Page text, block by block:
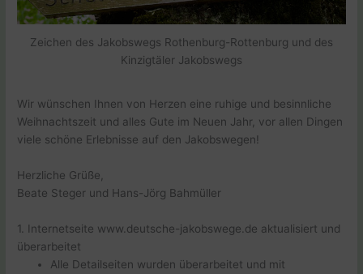
Zeichen des Jakobswegs Rothenburg-Rottenburg und des
Kinzigtäler Jakobswegs
Wir wünschen Ihnen von Herzen eine ruhige und besinnliche
Weihnachtszeit und alles Gute im Neuen Jahr, vor allen Dingen
viele schöne Erlebnisse auf den Jakobswegen!
Herzliche Grüße,
Beate Steger und Hans-Jörg Bahmüller
1. Internetseite www.deutsche-jakobswege.de aktualisiert und
überarbeitet
Alle Detailseiten wurden überarbeitet und mit